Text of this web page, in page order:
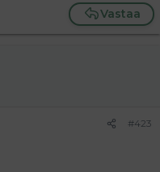
Vastaa
#423